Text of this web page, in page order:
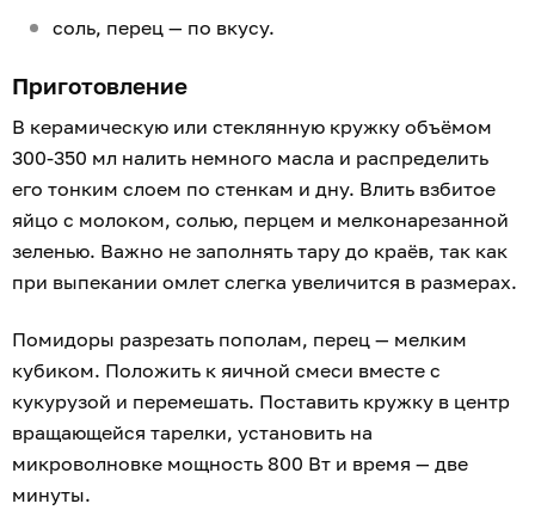
соль, перец — по вкусу.
Приготовление
В керамическую или стеклянную кружку объёмом
300-350 мл налить немного масла и распределить
его тонким слоем по стенкам и дну. Влить взбитое
яйцо с молоком, солью, перцем и мелконарезанной
зеленью. Важно не заполнять тару до краёв, так как
при выпекании омлет слегка увеличится в размерах.
Помидоры разрезать пополам, перец — мелким
кубиком. Положить к яичной смеси вместе с
кукурузой и перемешать. Поставить кружку в центр
вращающейся тарелки, установить на
микроволновке мощность 800 Вт и время — две
минуты.